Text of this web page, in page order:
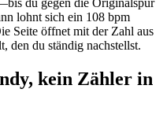
du gegen die Originalspur
lohnt sich ein 108 bpm
Seite öffnet mit der Zahl aus
den du ständig nachstellst.
kein Zähler in